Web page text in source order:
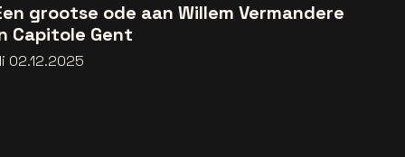
grootse ode aan Willem Vermandere
Capitole Gent
02.12.2025